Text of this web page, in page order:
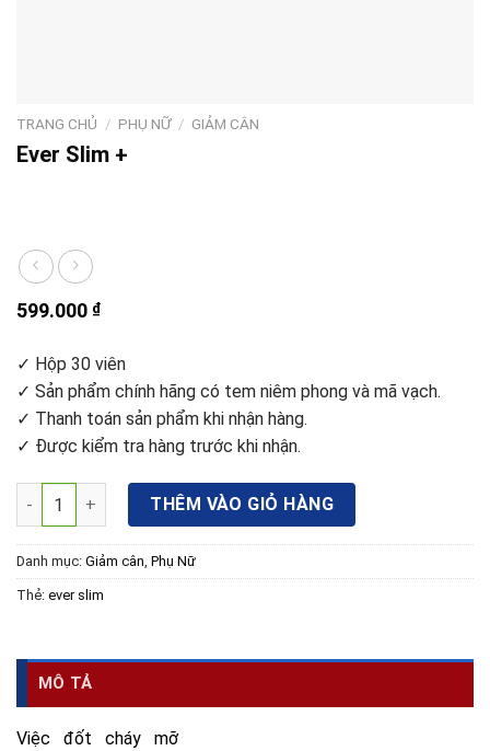
TRANG CHỦ / PHỤ NỮ / GIẢM CÂN
Ever Slim +
599.000 ₫
✓ Hộp 30 viên
✓ Sản phẩm chính hãng có tem niêm phong và mã vạch.
✓ Thanh toán sản phẩm khi nhận hàng.
✓ Được kiểm tra hàng trước khi nhận.
Ever Slim + số lượngTHÊM VÀO GIỎ HÀNG
Danh mục: Giảm cân, Phụ Nữ
Thẻ: ever slim
MÔ TẢ
Việc đốt cháy mỡ